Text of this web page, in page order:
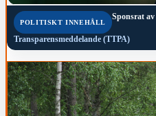
POLITISKT INNEHÅLL
Sponsrat av
Transparensmeddelande (TTPA)